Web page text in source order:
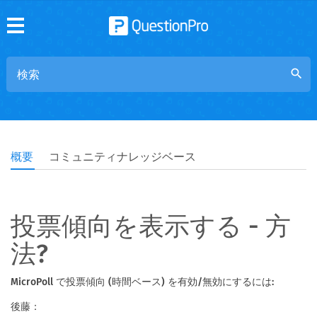
search
概要 コミュニティナレッジベース
投票傾向を表示する - 方
法?
MicroPoll で投票傾向 (時間ベース) を有効/無効にするには:
後藤：